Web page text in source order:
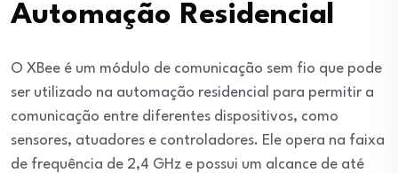
Automação Residencial
O XBee é um módulo de comunicação sem fio que pode
ser utilizado na automação residencial para permitir a
comunicação entre diferentes dispositivos, como
sensores, atuadores e controladores. Ele opera na faixa
de frequência de 2,4 GHz e possui um alcance de até